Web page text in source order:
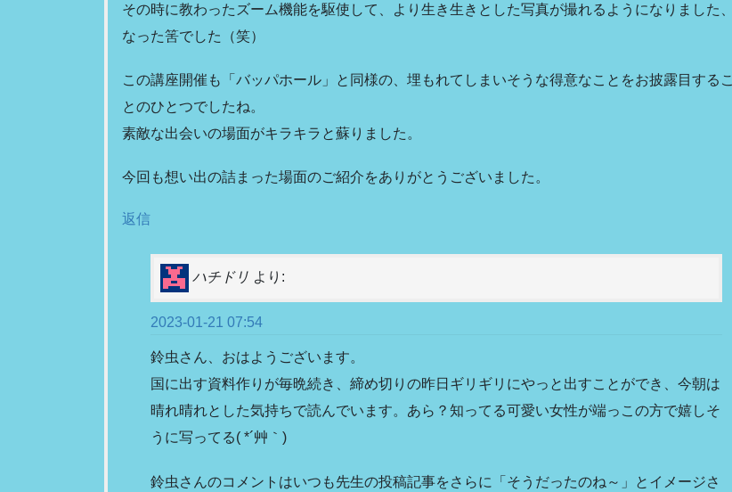
その時に教わったズーム機能を駆使して、より生き生きとした写真が撮れるようになりました、
なった筈でした（笑）
この講座開催も「バッパホール」と同様の、埋もれてしまいそうな得意なことをお披露目するこ
とのひとつでしたね。
素敵な出会いの場面がキラキラと蘇りました。
今回も想い出の詰まった場面のご紹介をありがとうございました。
返信
ハチドリ より:
2023-01-21 07:54
鈴虫さん、おはようございます。
国に出す資料作りが毎晩続き、締め切りの昨日ギリギリにやっと出すことができ、今朝は
晴れ晴れとした気持ちで読んでいます。あら？知ってる可愛い女性が端っこの方で嬉しそ
うに写ってる( *´艸｀)
鈴虫さんのコメントはいつも先生の投稿記事をさらに「そうだったのね～」とイメージさ